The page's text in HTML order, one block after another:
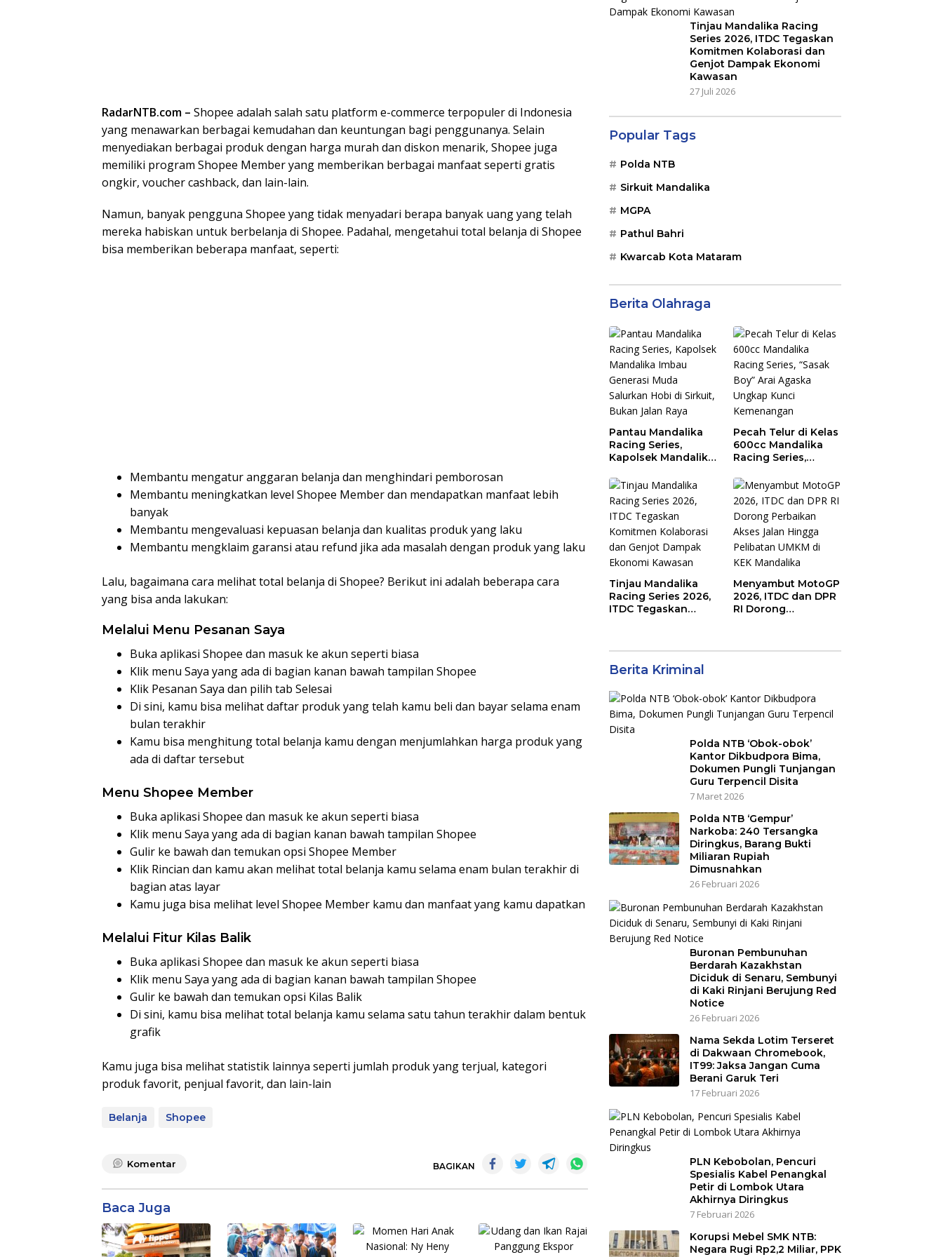
RadarNTB.com – Shopee adalah salah satu platform e-commerce terpopuler di Indonesia
yang menawarkan berbagai kemudahan dan keuntungan bagi penggunanya. Selain
menyediakan berbagai produk dengan harga murah dan diskon menarik, Shopee juga
memiliki program Shopee Member yang memberikan berbagai manfaat seperti gratis
ongkir, voucher cashback, dan lain-lain.
Namun, banyak pengguna Shopee yang tidak menyadari berapa banyak uang yang telah
mereka habiskan untuk berbelanja di Shopee. Padahal, mengetahui total belanja di Shopee
bisa memberikan beberapa manfaat, seperti:
Membantu mengatur anggaran belanja dan menghindari pemborosan
Membantu meningkatkan level Shopee Member dan mendapatkan manfaat lebih
banyak
Membantu mengevaluasi kepuasan belanja dan kualitas produk yang laku
Membantu mengklaim garansi atau refund jika ada masalah dengan produk yang laku
Lalu, bagaimana cara melihat total belanja di Shopee? Berikut ini adalah beberapa cara
yang bisa anda lakukan:
Melalui Menu Pesanan Saya
Buka aplikasi Shopee dan masuk ke akun seperti biasa
Klik menu Saya yang ada di bagian kanan bawah tampilan Shopee
Klik Pesanan Saya dan pilih tab Selesai
Di sini, kamu bisa melihat daftar produk yang telah kamu beli dan bayar selama enam
bulan terakhir
Kamu bisa menghitung total belanja kamu dengan menjumlahkan harga produk yang
ada di daftar tersebut
Menu Shopee Member
Buka aplikasi Shopee dan masuk ke akun seperti biasa
Klik menu Saya yang ada di bagian kanan bawah tampilan Shopee
Gulir ke bawah dan temukan opsi Shopee Member
Klik Rincian dan kamu akan melihat total belanja kamu selama enam bulan terakhir di
bagian atas layar
Kamu juga bisa melihat level Shopee Member kamu dan manfaat yang kamu dapatkan
Melalui Fitur Kilas Balik
Buka aplikasi Shopee dan masuk ke akun seperti biasa
Klik menu Saya yang ada di bagian kanan bawah tampilan Shopee
Gulir ke bawah dan temukan opsi Kilas Balik
Di sini, kamu bisa melihat total belanja kamu selama satu tahun terakhir dalam bentuk
grafik
Kamu juga bisa melihat statistik lainnya seperti jumlah produk yang terjual, kategori
produk favorit, penjual favorit, dan lain-lain
Belanja Shopee
Komentar BAGIKAN
Baca Juga
Tinjau Mandalika Racing
Series 2026, ITDC Tegaskan
Komitmen Kolaborasi dan
Genjot Dampak Ekonomi
Kawasan
27 Juli 2026
Popular Tags
Polda NTB
Sirkuit Mandalika
MGPA
Pathul Bahri
Kwarcab Kota Mataram
Berita Olahraga
Pantau Mandalika
Racing Series,
Kapolsek Mandalika
Muda Salurkan Hobi
di Sirkuit, Bukan
Jalan Raya
Pecah Telur di Kelas
600cc Mandalika
Racing Series,
Agaska Ungkap
Kunci Kemenangan
Tinjau Mandalika
Racing Series 2026,
ITDC Tegaskan
Menyambut MotoGP
2026, ITDC dan DPR
RI Dorong
Berita Kriminal
Polda NTB ‘Obok-obok’
Kantor Dikbudpora Bima,
Dokumen Pungli Tunjangan
Guru Terpencil Disita
7 Maret 2026
Polda NTB ‘Gempur’
Narkoba: 240 Tersangka
Diringkus, Barang Bukti
Miliaran Rupiah
Dimusnahkan
26 Februari 2026
Buronan Pembunuhan
Berdarah Kazakhstan
Diciduk di Senaru, Sembunyi
di Kaki Rinjani Berujung Red
Notice
26 Februari 2026
Nama Sekda Lotim Terseret
di Dakwaan Chromebook,
IT99: Jaksa Jangan Cuma
Berani Garuk Teri
17 Februari 2026
PLN Kebobolan, Pencuri
Spesialis Kabel Penangkal
Petir di Lombok Utara
Akhirnya Diringkus
7 Februari 2026
Korupsi Mebel SMK NTB:
Negara Rugi Rp2,2 Miliar, PPK